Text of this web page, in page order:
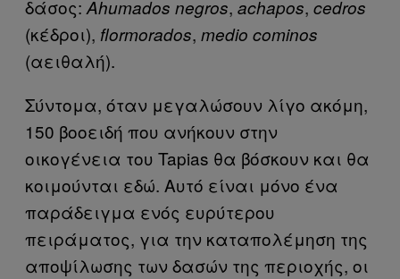
δάσος: Ahumados negros, achapos, cedros
(κέδροι), flormorados, medio cominos
(αειθαλή).
Σύντομα, όταν μεγαλώσουν λίγο ακόμη,
150 βοοειδή που ανήκουν στην
οικογένεια του Tapias θα βόσκουν και θα
κοιμούνται εδώ. Αυτό είναι μόνο ένα
παράδειγμα ενός ευρύτερου
πειράματος, για την καταπολέμηση της
αποψίλωσης των δασών της περιοχής, οι